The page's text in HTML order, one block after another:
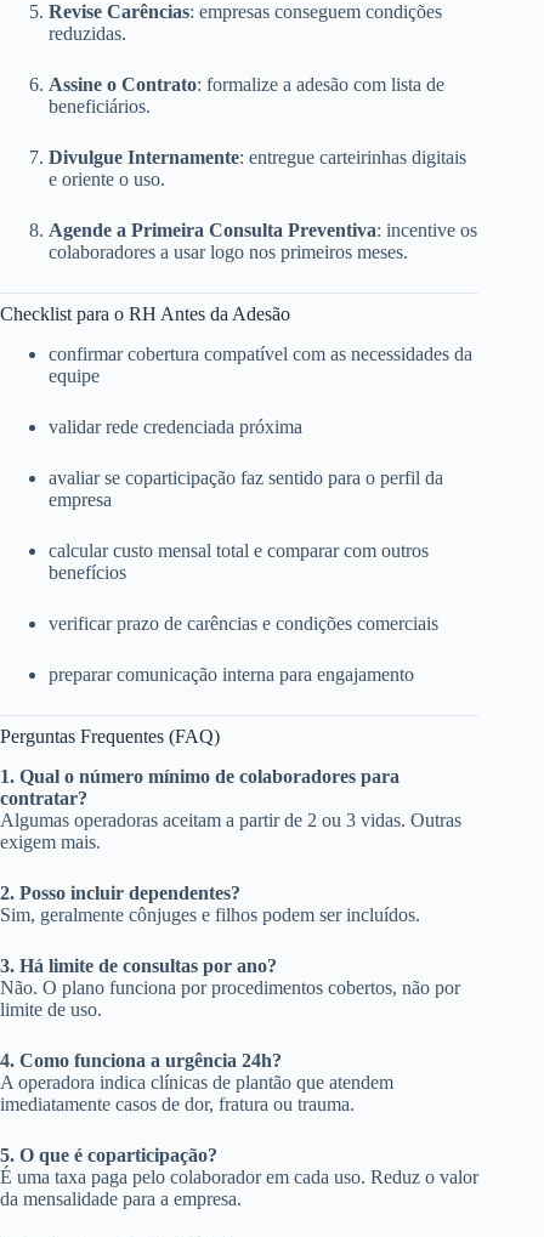
Revise Carências: empresas conseguem condições
reduzidas.
Assine o Contrato: formalize a adesão com lista de
beneficiários.
Divulgue Internamente: entregue carteirinhas digitais
e oriente o uso.
Agende a Primeira Consulta Preventiva: incentive os
colaboradores a usar logo nos primeiros meses.
Checklist para o RH Antes da Adesão
confirmar cobertura compatível com as necessidades da
equipe
validar rede credenciada próxima
avaliar se coparticipação faz sentido para o perfil da
empresa
calcular custo mensal total e comparar com outros
benefícios
verificar prazo de carências e condições comerciais
preparar comunicação interna para engajamento
Perguntas Frequentes (FAQ)
1. Qual o número mínimo de colaboradores para
contratar?
Algumas operadoras aceitam a partir de 2 ou 3 vidas. Outras
exigem mais.
2. Posso incluir dependentes?
Sim, geralmente cônjuges e filhos podem ser incluídos.
3. Há limite de consultas por ano?
Não. O plano funciona por procedimentos cobertos, não por
limite de uso.
4. Como funciona a urgência 24h?
A operadora indica clínicas de plantão que atendem
imediatamente casos de dor, fratura ou trauma.
5. O que é coparticipação?
É uma taxa paga pelo colaborador em cada uso. Reduz o valor
da mensalidade para a empresa.